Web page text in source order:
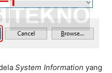
System Information yang